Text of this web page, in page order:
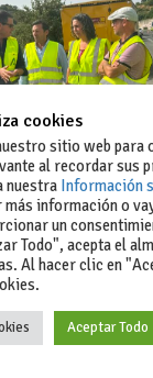
Ago 03, 2026 79
implementa
Los Barrios
cookies
sitio web para
al recordar sus
nuestra Información
más información o
un
Todo", acepta el
Al hacer clic en
Aceptar Todo